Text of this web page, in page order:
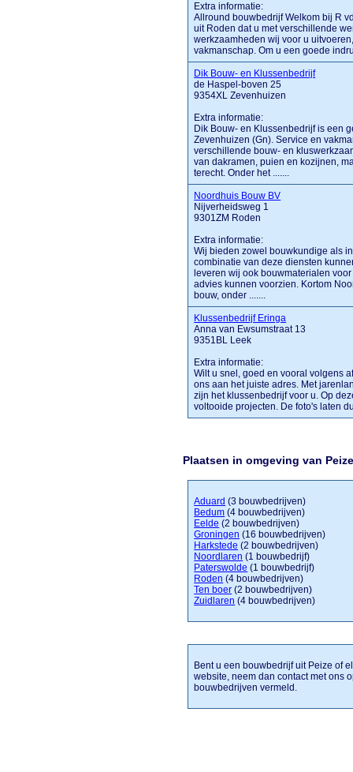
Extra informatie:
Allround bouwbedrijf Welkom bij R
uit Roden dat u met verschillende
werkzaamheden wij voor u
vakmanschap. Om u een goede
Dik Bouw- en Klussenbedrijf
de Haspel-boven 25
9354XL Zevenhuizen
Extra informatie:
Dik Bouw- en Klussenbedrijf is een
Zevenhuizen (Gn). Service en
verschillende bouw- en
van dakramen, puien en kozijnen,
terecht. Onder het .......
Noordhuis Bouw BV
Nijverheidsweg 1
9301ZM Roden
Extra informatie:
Wij bieden zowel bouwkundige als
combinatie van deze diensten
leveren wij ook bouwmaterialen
advies kunnen voorzien. Kortom
bouw, onder .......
Klussenbedrijf Eringa
Anna van Ewsumstraat 13
9351BL Leek
Extra informatie:
Wilt u snel, goed en vooral volgens
ons aan het juiste adres. Met
zijn het klussenbedrijf voor u. Op
voltooide projecten. De foto's laten
Plaatsen in omgeving van Peize
Aduard (3 bouwbedrijven)
Bedum (4 bouwbedrijven)
Eelde (2 bouwbedrijven)
Groningen (16 bouwbedrijven)
Harkstede (2 bouwbedrijven)
Noordlaren (1 bouwbedrijf)
Paterswolde (1 bouwbedrijf)
Roden (4 bouwbedrijven)
Ten boer (2 bouwbedrijven)
Zuidlaren (4 bouwbedrijven)
Bent u een bouwbedrijf uit Peize of
website, neem dan contact met ons
bouwbedrijven vermeld.